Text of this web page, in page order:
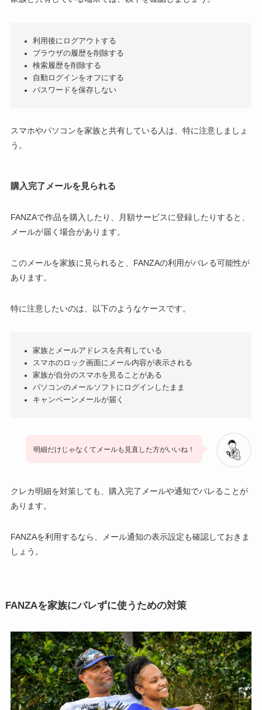
利用後にログアウトする
ブラウザの履歴を削除する
検索履歴を削除する
自動ログインをオフにする
パスワードを保存しない
スマホやパソコンを家族と共有している人は、特に注意しましょ
う。
購入完了メールを見られる
FANZAで作品を購入したり、月額サービスに登録したりすると、
メールが届く場合があります。
このメールを家族に見られると、FANZAの利用がバレる可能性が
あります。
特に注意したいのは、以下のようなケースです。
家族とメールアドレスを共有している
スマホのロック画面にメール内容が表示される
家族が自分のスマホを見ることがある
パソコンのメールソフトにログインしたまま
キャンペーンメールが届く
明細だけじゃなくてメールも見直した方がいいね！
クレカ明細を対策しても、購入完了メールや通知でバレることが
あります。
FANZAを利用するなら、メール通知の表示設定も確認しておきま
しょう。
FANZAを家族にバレずに使うための対策